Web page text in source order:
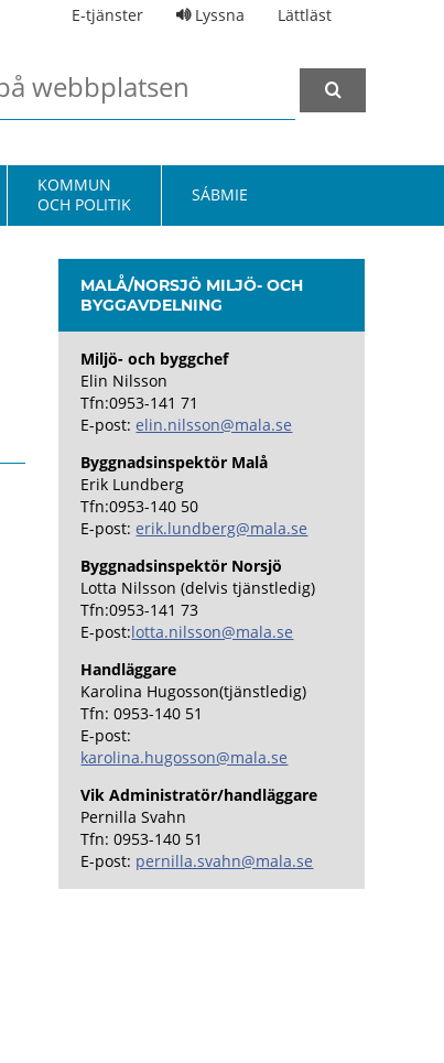
E-tjänster Lyssna Lättläst
KOMMUN
OCH POLITIK
SÁBMIE
MALÅ/NORSJÖ MILJÖ- OCH
BYGGAVDELNING
Miljö- och byggchef
Elin Nilsson
Tfn:0953-141 71
E-post:elin.nilsson@mala.se
Byggnadsinspektör Malå
Erik Lundberg
Tfn:0953-140 50
E-post:erik.lundberg@mala.se
Byggnadsinspektör Norsjö
Lotta Nilsson (delvis tjänstledig)
Tfn:0953-141 73
E-post:lotta.nilsson@mala.se
Handläggare
Karolina Hugosson(tjänstledig)
Tfn: 0953-140 51
E-post:
karolina.hugosson@mala.se
Vik Administratör/handläggare
Pernilla Svahn
Tfn: 0953-140 51
E-post: pernilla.svahn@mala.se